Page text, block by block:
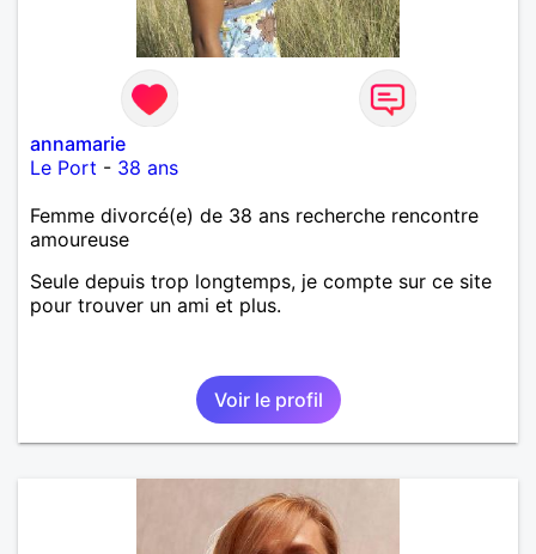
annamarie
Le Port - 38 ans
Femme divorcé(e) de 38 ans recherche rencontre
amoureuse
Seule depuis trop longtemps, je compte sur ce site
pour trouver un ami et plus.
Voir le profil